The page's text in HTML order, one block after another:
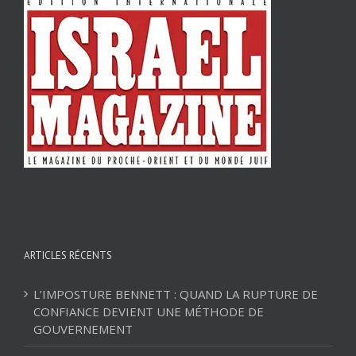
ARTICLES RÉCENTS
L’IMPOSTURE BENNETT : QUAND LA RUPTURE DE
CONFIANCE DEVIENT UNE MÉTHODE DE
GOUVERNEMENT